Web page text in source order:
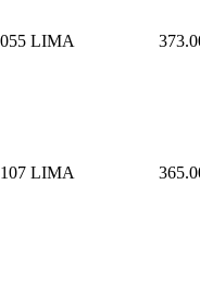
LIMA
LIMA